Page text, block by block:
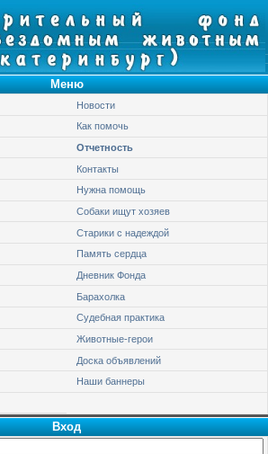
Меню
Новости
Как помочь
Отчетность
Контакты
Нужна помощь
Собаки ищут хозяев
Старики с надеждой
Память сердца
Дневник Фонда
Барахолка
Судебная практика
Животные-герои
Доска объявлений
Наши баннеры
Вход